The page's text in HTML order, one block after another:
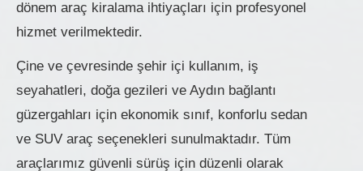
dönem araç kiralama ihtiyaçları için profesyonel
hizmet verilmektedir.
Çine ve çevresinde şehir içi kullanım, iş
seyahatleri, doğa gezileri ve Aydın bağlantı
güzergahları için ekonomik sınıf, konforlu sedan
ve SUV araç seçenekleri sunulmaktadır. Tüm
araçlarımız güvenli sürüş için düzenli olarak